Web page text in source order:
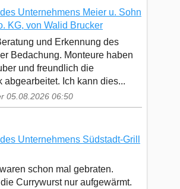
Unternehmens Meier u. Sohn
KG, von Walid Brucker
und Erkennung des
Bedachung. Monteure haben
und freundlich die
abgearbeitet. Ich kann dies...
05.08.2026 06:50
Unternehmens Südstadt-Grill
schon mal gebraten.
Currywurst nur aufgewärmt.